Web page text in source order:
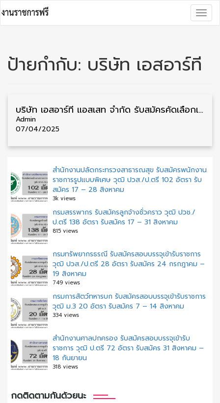
to
content
ป้ายกำกับ: บริษัท เอสอาร์ที
บริษัท เอสอาร์ที แอสเสท จำกัด รับสมัครคัดเลือกเป็นพนักงาน วุฒิ ป.ตรี หลายตำแหน่ง หลายสาขา รับสมัคร 3 เมษายน – 2 พฤษภาคม
Admin
07/04/2025
สำนักงานปลัดกระทรวงสาธารณสุข รับสมัครพนักงาน
ราชการรูปแบบพิเศษ วุฒิ ปวส./ป.ตรี 102 อัตรา รับ
สมัคร 17 – 28 สิงหาคม
3k views
กรมสรรพากร รับสมัครลูกจ้างชั่วคราว วุฒิ ปวช./
ป.ตรี 138 อัตรา รับสมัคร 17 – 31 สิงหาคม
815 views
กรมทรัพยากรธรณี รับสมัครสอบบรรจุเข้ารับราชการ
วุฒิ ปวส./ป.ตรี 28 อัตรา รับสมัคร 24 กรกฎาคม –
19 สิงหาคม
749 views
กรมการสัตว์ทหารบก รับสมัครสอบบรรจุเข้ารับราชการ
วุฒิ ม.3 20 อัตรา รับสมัคร 7 – 14 สิงหาคม
334 views
สํานักงานศาลปกครอง รับสมัครสอบบรรจุเข้ารับ
ราชการ วุฒิ ป.ตรี 72 อัตรา รับสมัคร 31 สิงหาคม –
18 กันยายน
318 views
กดติดตามกันด้วยนะ